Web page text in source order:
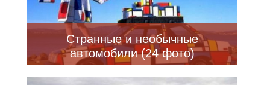
Странные и необычные
автомобили (24 фото)